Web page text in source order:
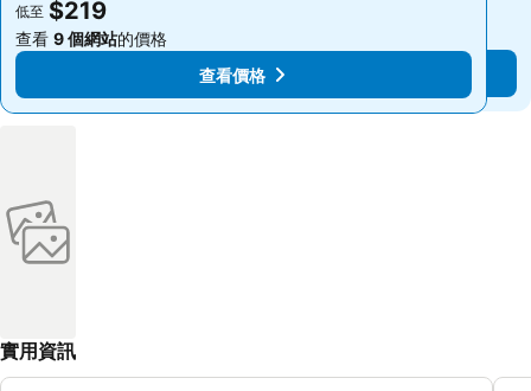
低至 $219
查看 9 個網站的價格
查看價格
低至 $219
查看 9 個網站的價格
查看價格
實用資訊